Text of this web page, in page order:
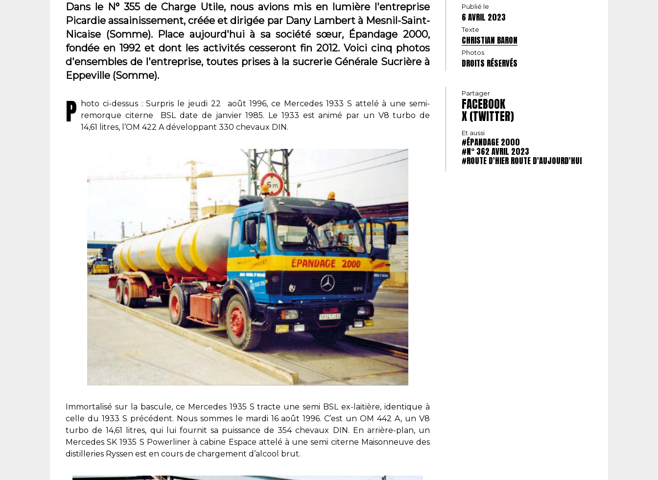
Dans le N° 355 de Charge Utile, nous avions mis en lumière l'entreprise
Picardie assainissement, créée et dirigée par Dany Lambert à Mesnil-Saint-
Nicaise (Somme). Place aujourd'hui à sa société sœur, Épandage 2000,
fondée en 1992 et dont les activités cesseront fin 2012. Voici cinq photos
d'ensembles de l'entreprise, toutes prises à la sucrerie Générale Sucrière à
Eppeville (Somme).
P
hoto ci-dessus : Surpris le jeudi 22 août 1996, ce Mercedes 1933 S attelé à une semi-
remorque citerne BSL date de janvier 1985. Le 1933 est animé par un V8 turbo de
14,61 litres, l’OM 422 A développant 330 chevaux DIN.
Immortalisé sur la bascule, ce Mercedes 1935 S tracte une semi BSL ex-laitière, identique à
celle du 1933 S précédent. Nous sommes le mardi 16 août 1996. C’est un OM 442 A, un V8
turbo de 14,61 litres, qui lui fournit sa puissance de 354 chevaux DIN. En arrière-plan, un
Mercedes SK 1935 S Powerliner à cabine Espace attelé à une semi citerne Maisonneuve des
distilleries Ryssen est en cours de chargement d’alcool brut.
Publié le
6 AVRIL 2023
Texte
CHRISTIAN BARON
Photos
DROITS RÉSERVÉS
Partager
FACEBOOK
X (TWITTER)
Et aussi
#ÉPANDAGE 2000
#N° 362 AVRIL 2023
#ROUTE D'HIER ROUTE D'AUJOURD'HUI